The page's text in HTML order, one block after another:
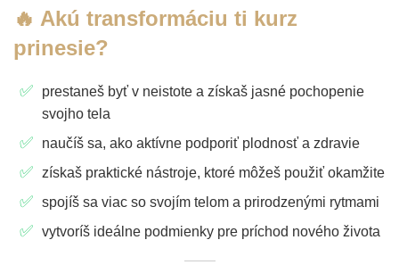
🔥 Akú transformáciu ti kurz
prinesie?
prestaneš byť v neistote a získaš jasné pochopenie
svojho tela
naučíš sa, ako aktívne podporiť plodnosť a zdravie
získaš praktické nástroje, ktoré môžeš použiť okamžite
spojíš sa viac so svojím telom a prirodzenými rytmami
vytvoríš ideálne podmienky pre príchod nového života